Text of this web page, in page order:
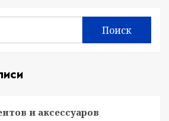
Поиск
и аксессуаров